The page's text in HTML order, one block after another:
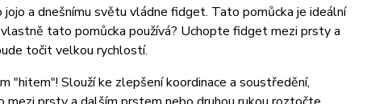
a dnešnímu světu vládne fidget. Tato pomůcka je ideální
tato pomůcka používá? Uchopte fidget mezi prsty a
točit velkou rychlostí.
"hitem"! Slouží ke zlepšení koordinace a soustředění,